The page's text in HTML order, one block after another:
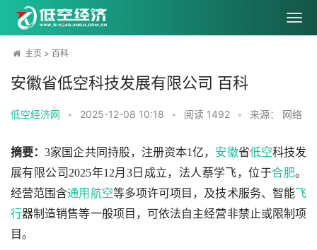
主页 > 百科
安徽省低空科技发展有限公司 百科
低空经济网 • 2025-12-08 10:18 • 阅读 1492 • 来源： 网络
摘要：3家国企共同持股，注册资本1亿， 安徽省低空科技发
展有限公司2025年12月3日成立，法人蔡学飞，位于合肥。
经营范围含通用航空等多项许可项目，及技术服务、智能飞
行器制造销售等一般项目，可依法自主经营非禁止或限制项
目。